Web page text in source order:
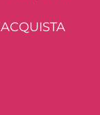
ACQUISTA